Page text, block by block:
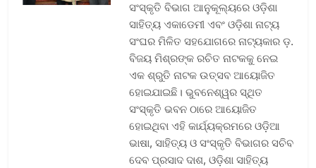
ସଂସ୍କୃତି ବିଭାଗ ଆନୁକୂଲ୍ୟରେ ଓଡ଼ିଶା
ସାହିତ୍ୟ ଏକାଡେମୀ ଏବଂ ଓଡ଼ିଶା ନାଟ୍ୟ
ସଂଘର ମିଳିତ ସହଯୋଗରେ ନାଟ୍ୟକାର ଡ଼.
ବିଜୟ ମିଶ୍ରଙ୍କ ରଚିତ ନାଟକକୁ ନେଇ
ଏକ ଶ୍ରୁତି ନାଟକ ଉତ୍ସବ ଆୟୋଜିତ
ହୋଇଯାଇଛି। ଭୁବନେଶ୍ୱର ସ୍ଥିତ
ସଂସ୍କୃତି ଭବନ ଠାରେ ଆୟୋଜିତ
ହୋଇଥିବା ଏହି କାର୍ଯ୍ୟକ୍ରମରେ ଓଡ଼ିଆ
ଭାଷା, ସାହିତ୍ୟ ଓ ସଂସ୍କୃତି ବିଭାଗର ସଚିବ
ଦେବ ପ୍ରସାଦ ଦାଶ, ଓଡ଼ିଶା ସାହିତ୍ୟ